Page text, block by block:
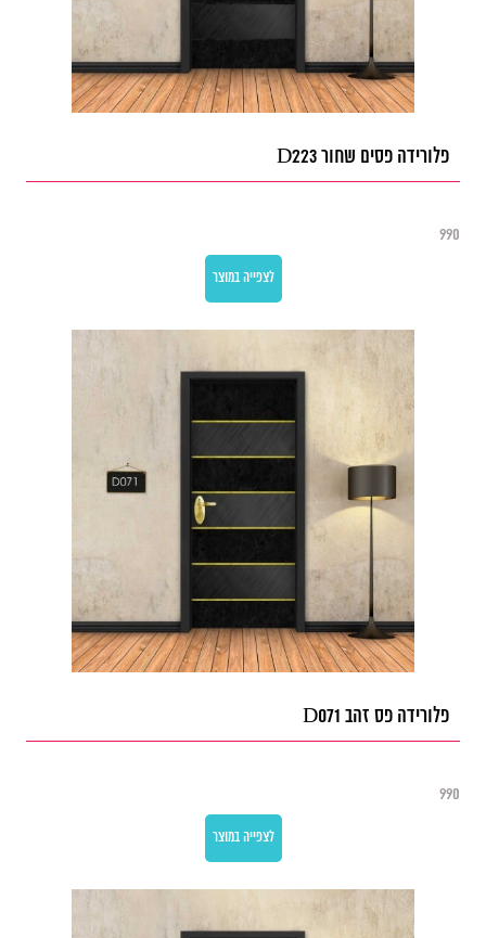
פלורידה פסים שחור D223
990
לצפייה במוצר
פלורידה פס זהב D071
990
לצפייה במוצר